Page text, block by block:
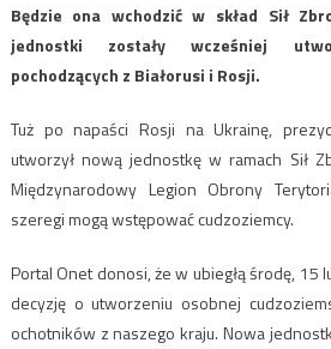
Będzie ona wchodzić w skład Sił
jednostki zostały wcześniej
pochodzących z Białorusi i Rosji.
Tuż po napaści Rosji na Ukrainę,
utworzył nową jednostkę w ramach Sił
Międzynarodowy Legion Obrony
szeregi mogą wstępować cudzoziemcy.
Portal Onet donosi, że w ubiegłą środę, 15
decyzję o utworzeniu osobnej
ochotników z naszego kraju. Nowa